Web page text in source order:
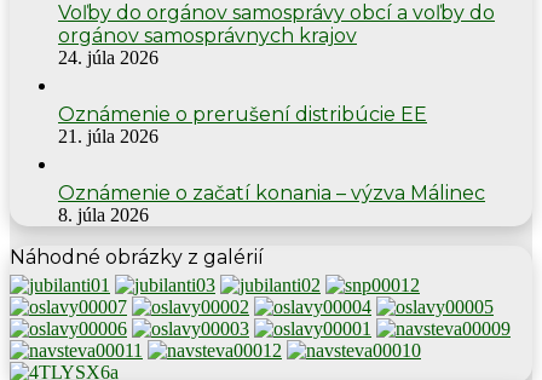
Voľby do orgánov samosprávy obcí a voľby do
orgánov samosprávnych krajov
24. júla 2026
Oznámenie o prerušení distribúcie EE
21. júla 2026
Oznámenie o začatí konania – výzva Málinec
8. júla 2026
Náhodné obrázky z galérií